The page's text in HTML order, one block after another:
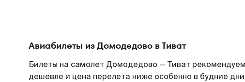
Авиабилеты из Домодедово в Тиват
Билеты на самолет Домодедово — Тиват
дешевле и цена перелета ниже особенно в будние